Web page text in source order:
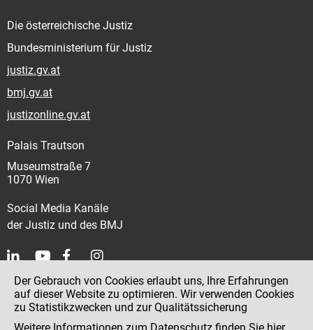
Die österreichische Justiz
Bundesministerium für Justiz
justiz.gv.at
bmj.gv.at
justizonline.gv.at
Palais Trautson
Museumstraße 7
1070 Wien
Social Media Kanäle
der Justiz und des BMJ
Kontakt
Impressum
Der Gebrauch von Cookies erlaubt uns, Ihre Erfahrungen
auf dieser Website zu optimieren. Wir verwenden Cookies
zu Statistikzwecken und zur Qualitätssicherung